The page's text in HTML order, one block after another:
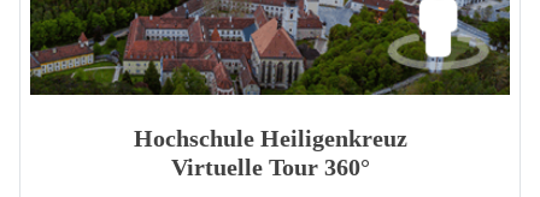
Hochschule Heiligenkreuz
Virtuelle Tour 360°